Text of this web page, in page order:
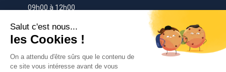
09h00 à 12h00
contact@beerup.fr
VOTRE COMPTE